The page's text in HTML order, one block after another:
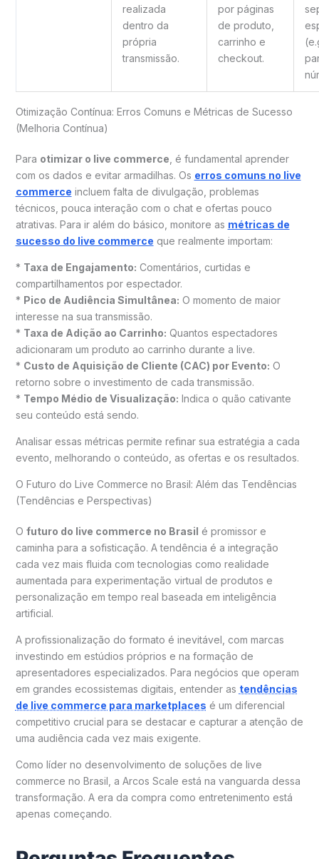
realizada
dentro da
própria
transmissão.
por páginas
de produto,
carrinho e
checkout.
Otimização Contínua: Erros Comuns e Métricas de Sucesso
(Melhoria Contínua)
Para otimizar o live commerce , é fundamental aprender
com os dados e evitar armadilhas. Os erros comuns no live
commerce incluem falta de divulgação, problemas
técnicos, pouca interação com o chat e ofertas pouco
atrativas. Para ir além do básico, monitore as métricas de
sucesso do live commerce que realmente importam:
* Taxa de Engajamento: Comentários, curtidas e
compartilhamentos por espectador.
* Pico de Audiência Simultânea: O momento de maior
interesse na sua transmissão.
* Taxa de Adição ao Carrinho: Quantos espectadores
adicionaram um produto ao carrinho durante a live.
* Custo de Aquisição de Cliente (CAC) por Evento: O
retorno sobre o investimento de cada transmissão.
* Tempo Médio de Visualização: Indica o quão cativante
seu conteúdo está sendo.
Analisar essas métricas permite refinar sua estratégia a cada
evento, melhorando o conteúdo, as ofertas e os resultados.
O Futuro do Live Commerce no Brasil: Além das Tendências
(Tendências e Perspectivas)
O futuro do live commerce no Brasil é promissor e
caminha para a sofisticação. A tendência é a integração
cada vez mais fluida com tecnologias como realidade
aumentada para experimentação virtual de produtos e
personalização em tempo real baseada em inteligência
artificial.
A profissionalização do formato é inevitável, com marcas
investindo em estúdios próprios e na formação de
apresentadores especializados. Para negócios que operam
em grandes ecossistemas digitais, entender as tendências
de live commerce para marketplaces é um diferencial
competitivo crucial para se destacar e capturar a atenção de
uma audiência cada vez mais exigente.
Como líder no desenvolvimento de soluções de live
commerce no Brasil, a Arcos Scale está na vanguarda dessa
transformação. A era da compra como entretenimento está
apenas começando.